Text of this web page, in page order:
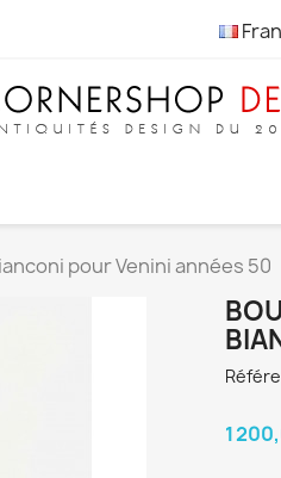
pour Venini années 50
1